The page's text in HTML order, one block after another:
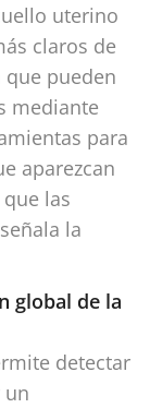
uterino
claros de
pueden
mediante
para
aparezcan
las
la
global de la
detectar
un